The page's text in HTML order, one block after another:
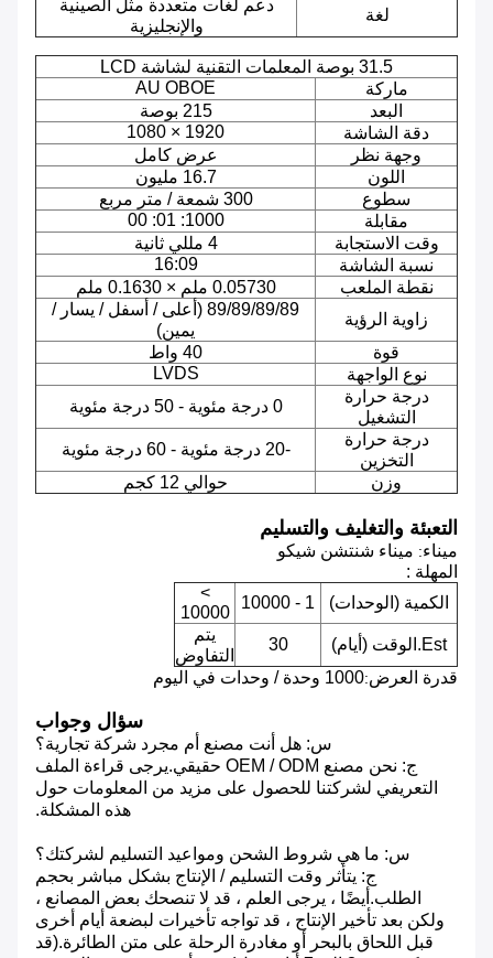
لغة
دعم لغات متعددة مثل الصينية
والإنجليزية
31.5 بوصة المعلمات التقنية لشاشة LCD
ماركة
AU OBOE
البعد
215 بوصة
دقة الشاشة
1920 × 1080
وجهة نظر
عرض كامل
اللون
16.7 مليون
سطوع
300 شمعة / متر مربع
مقابلة
1000: 01: 00
وقت الاستجابة
4 مللي ثانية
نسبة الشاشة
16:09
نقطة الملعب
0.05730 ملم × 0.1630 ملم
زاوية الرؤية
89/89/89/89 (أعلى / أسفل / يسار /
يمين)
قوة
40 واط
نوع الواجهة
LVDS
درجة حرارة
التشغيل
0 درجة مئوية - 50 درجة مئوية
درجة حرارة
التخزين
-20 درجة مئوية - 60 درجة مئوية
وزن
حوالي 12 كجم
التعبئة والتغليف والتسليم
ميناء: ميناء شنتشن شيكو
المهلة :
الكمية (الوحدات)
1 - 10000
>
10000
Est.الوقت (أيام)
30
يتم
التفاوض
قدرة العرض:1000 وحدة / وحدات في اليوم
سؤال وجواب
س: هل أنت مصنع أم مجرد شركة تجارية؟
ج: نحن مصنع OEM / ODM حقيقي.يرجى قراءة الملف
التعريفي لشركتنا للحصول على مزيد من المعلومات حول
هذه المشكلة.
س: ما هي شروط الشحن ومواعيد التسليم لشركتك؟
ج: يتأثر وقت التسليم / الإنتاج بشكل مباشر بحجم
الطلب.أيضًا ، يرجى العلم ، قد لا تنصحك بعض المصانع ،
ولكن بعد تأخير الإنتاج ، قد تواجه تأخيرات لبضعة أيام أخرى
قبل اللحاق بالبحر أو مغادرة الرحلة على متن الطائرة.(قد